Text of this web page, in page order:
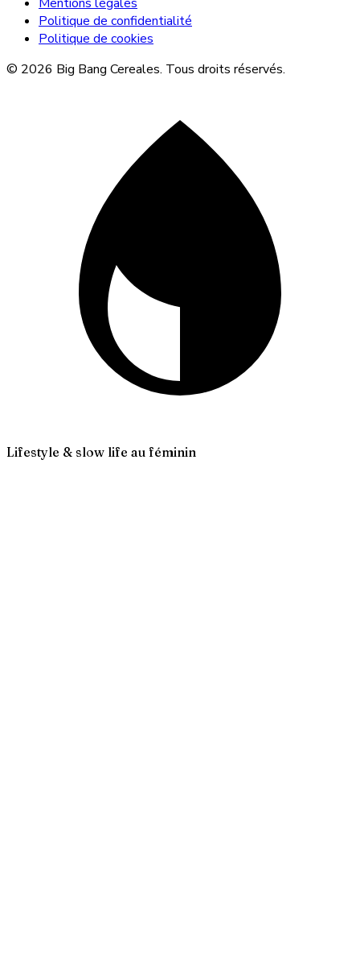
Politique de confidentialité
Politique de cookies
© 2026 Big Bang Cereales. Tous droits réservés.
Lifestyle & slow life au féminin